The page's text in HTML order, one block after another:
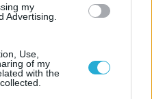
my
Advertising.
Use,
of my
with the